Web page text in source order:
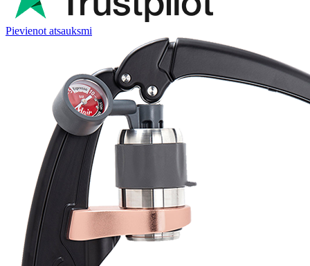
Pievienot atsauksmi